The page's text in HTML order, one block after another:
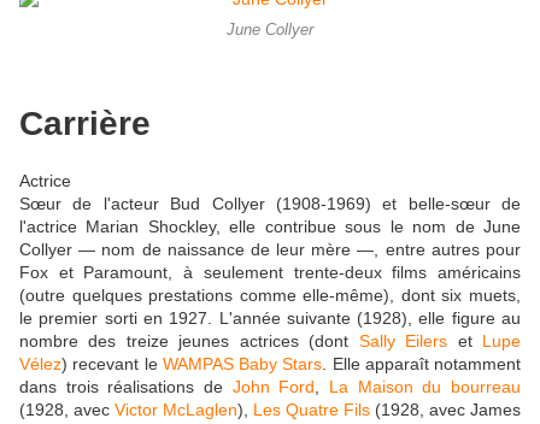
June Collyer
Carrière
Actrice
Sœur de l'acteur Bud Collyer (1908-1969) et belle-sœur de
l'actrice Marian Shockley, elle contribue sous le nom de June
Collyer — nom de naissance de leur mère —, entre autres pour
Fox et Paramount, à seulement trente-deux films américains
(outre quelques prestations comme elle-même), dont six muets,
le premier sorti en 1927. L'année suivante (1928), elle figure au
nombre des treize jeunes actrices (dont Sally Eilers et Lupe
Vélez) recevant le WAMPAS Baby Stars . Elle apparaît notamment
dans trois réalisations de John Ford
La Maison du bourreau
(1928, avec Victor McLaglen), Les Quatre Fils (1928, avec James